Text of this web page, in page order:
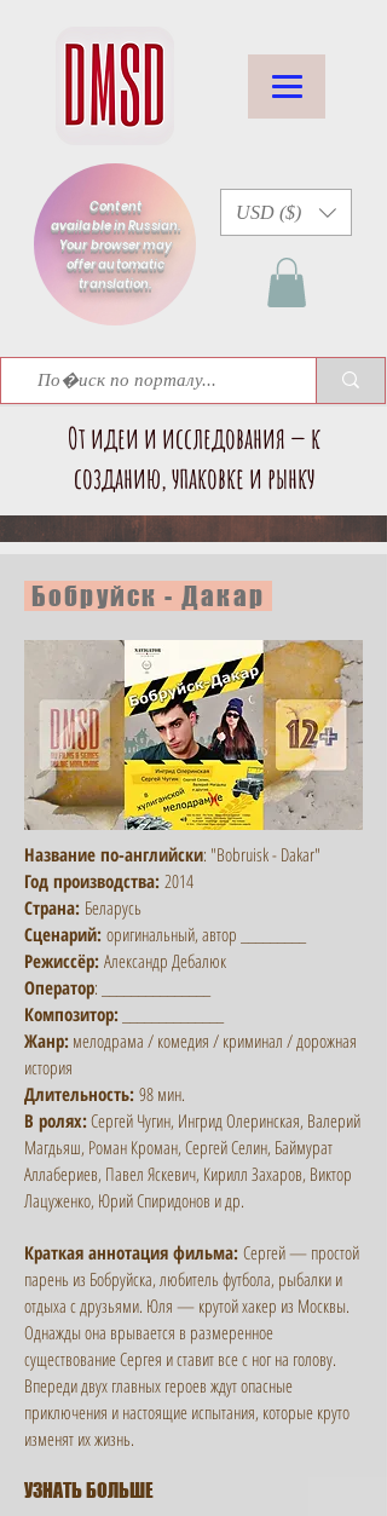
Content
available in Russian.
Your browser may
offer automatic
translation.
USD ($)
От идеи и исследования — к
созданию, упаковке и рынку
Бобруйск - Дакар
Название по-английски: "Bobruisk - Dakar"
Год производства: 2014
Страна: Беларусь
Сценарий: оригинальный, автор _________
Режиссёр: Александр Дебалюк
Оператор: _______________
Композитор:
Жанр: мелодрама / комедия / криминал / дорожная
история
Длительность: 98 мин.
В ролях:Сергей Чугин, Ингрид Олеринская, Валерий
Магдьяш, Роман Кроман, Сергей Селин, Баймурат
Аллабериев, Павел Яскевич, Кирилл Захаров, Виктор
Лацуженко, Юрий Спиридонов и др.
​Краткая аннотация фильма: Сергей — простой
парень из Бобруйска, любитель футбола, рыбалки и
отдыха с друзьями. Юля — крутой хакер из Москвы.
Однажды она врывается в размеренное
существование Сергея и ставит все с ног на голову.
Впереди двух главных героев ждут опасные
приключения и настоящие испытания, которые круто
изменят их жизнь.
УЗНАТЬ БОЛЬШЕ